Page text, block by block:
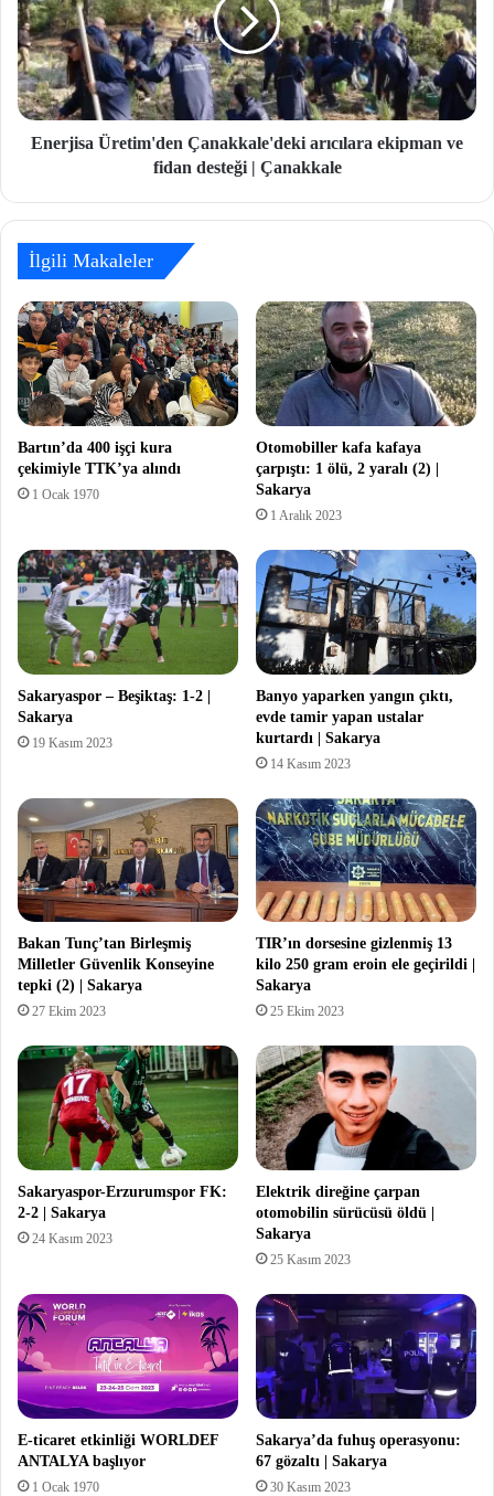
Enerjisa Üretim'den Çanakkale'deki arıcılara ekipman ve
fidan desteği | Çanakkale
İlgili Makaleler
Bartın’da 400 işçi kura
çekimiyle TTK’ya alındı
1 Ocak 1970
Otomobiller kafa kafaya
çarpıştı: 1 ölü, 2 yaralı (2) |
Sakarya
1 Aralık 2023
Sakaryaspor – Beşiktaş: 1-2 |
Sakarya
19 Kasım 2023
Banyo yaparken yangın çıktı,
evde tamir yapan ustalar
kurtardı | Sakarya
14 Kasım 2023
Bakan Tunç’tan Birleşmiş
Milletler Güvenlik Konseyine
tepki (2) | Sakarya
27 Ekim 2023
TIR’ın dorsesine gizlenmiş 13
kilo 250 gram eroin ele geçirildi |
Sakarya
25 Ekim 2023
Sakaryaspor-Erzurumspor FK:
2-2 | Sakarya
24 Kasım 2023
Elektrik direğine çarpan
otomobilin sürücüsü öldü |
Sakarya
25 Kasım 2023
E-ticaret etkinliği WORLDEF
ANTALYA başlıyor
1 Ocak 1970
Sakarya’da fuhuş operasyonu:
67 gözaltı | Sakarya
30 Kasım 2023